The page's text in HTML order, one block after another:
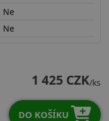
Ne
Ne
1 425 CZK/ks
DO KOŠÍKU